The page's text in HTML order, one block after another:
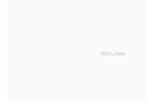
REKLAMA